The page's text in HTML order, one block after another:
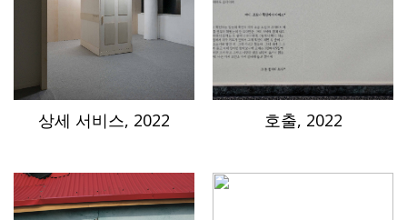
상세 서비스, 2022 호출, 2022